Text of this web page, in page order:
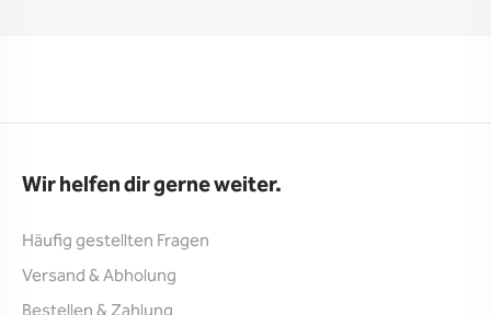
Wir helfen dir gerne weiter.
Häufig gestellten Fragen
Versand & Abholung